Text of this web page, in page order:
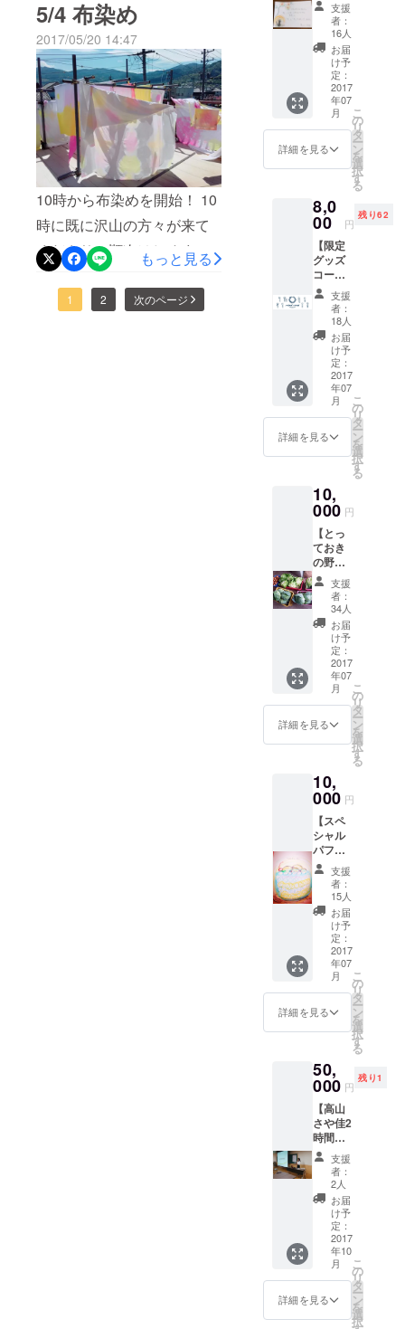
ろばの当日、会場にいます
ので、探してみてくださ
い。 イラストは、ときどき
ごちゃまぜカフェにやって
くる中学生に描いてもらい
ました。 サイズや金額は、
クラウドファンディングの
サイトをご覧ください。
「高いよ！」という声が聞
こえてきそうですが、あく
までも活動に賛同して寄付
してくださった方へのお礼
ですので、ご容赦ください
す！！ 参加者へ配布予定の
『手作りオレンジリング』
作成が行われたのですが…
準備のために集まったト
レーナーは、3名。その３名
がコツコツ三つ編み作業し
ていると、cafeに訪れてい
た、初めましてのお客さん
が、次々と手伝ってくだ
さったおかげで、作業は
さん同士が楽しげにコミュ
5/4 布染め
2017/05/20 14:47
10時から布染めを開始！ 10
時に既に沢山の方々が来て
くださり、順次はじめまし
た。 この布は、今年のハピ
スポひろば2017のうたひろ
もっと見る
1 2 次のページ
す。）
Happy
Spot
Club代
表、高
山さや
佳がイ
ラスト
付きで
お礼の
メッ
セージ
カード
ます。
支援
者：
16人
お届
け予
定：
2017
年07
月
詳細を見る
こ
の
リ
タ
ー
ン
を
選
択
す
る
8,0
00 円
残り62
【限定
グッズ
コー
ス】 ハ
ピスポ
ひろば
2017限
定グッ
ズ！ 今
年はて
ぬぐい
をご用
意しま
した。
一人ひ
とりの
トは、
ハピス
ポひろ
ばで企
画して
くれた
リー
ダーた
ちで
す。中
学生が
描いて
くれま
した。
みなさ
んのお
手元へ
いが届
きます
ように
♡ サイ
ズは
900mm
x340m
m。非
売品で
す。
（イラ
スト付
きの
メッ
セージ
カード
も付き
支援
者：
18人
お届
け予
定：
2017
年07
月
詳細を見る
こ
の
リ
タ
ー
ン
を
選
択
す
る
10,
000 円
【とっ
ておき
の野菜
コー
ス】 ご
ちゃま
ぜカ
フェで
も大好
評。ハ
ピスポ
農園部
が丹精
込めて
育てた
旬の野
送りし
ます。
（イラ
スト付
きの
メッ
セージ
カード
も付き
ま
す。）
支援
者：
34人
お届
け予
定：
2017
年07
月
詳細を見る
こ
の
リ
タ
ー
ン
を
選
択
す
る
10,
000 円
【スペ
シャル
パフェ
コー
ス】 ご
ちゃま
ぜカ
フェで
大好評
ジョッ
キパ
フェの
約5倍！
ガラス
ボール
をゲッ
トでき
ます。
ごちゃ
まぜカ
フェで
注文し
てくだ
さい。
一人で
おいし
く食べ
るもよ
し！ 4
～5人で
楽しく
食べる
支援
者：
15人
お届
け予
定：
2017
年07
月
詳細を見る
こ
の
リ
タ
ー
ン
を
選
択
す
る
50,
000 円
残り1
【高山
さや佳2
時間
コー
ス】 高
山さや
佳
（Happ
y Spot
Club 代
表理
事）に
よる講
演会を
開くこ
とがで
支援
者：
2人
お届
け予
定：
2017
年10
月
詳細を見る
こ
の
リ
タ
ー
ン
を
選
択